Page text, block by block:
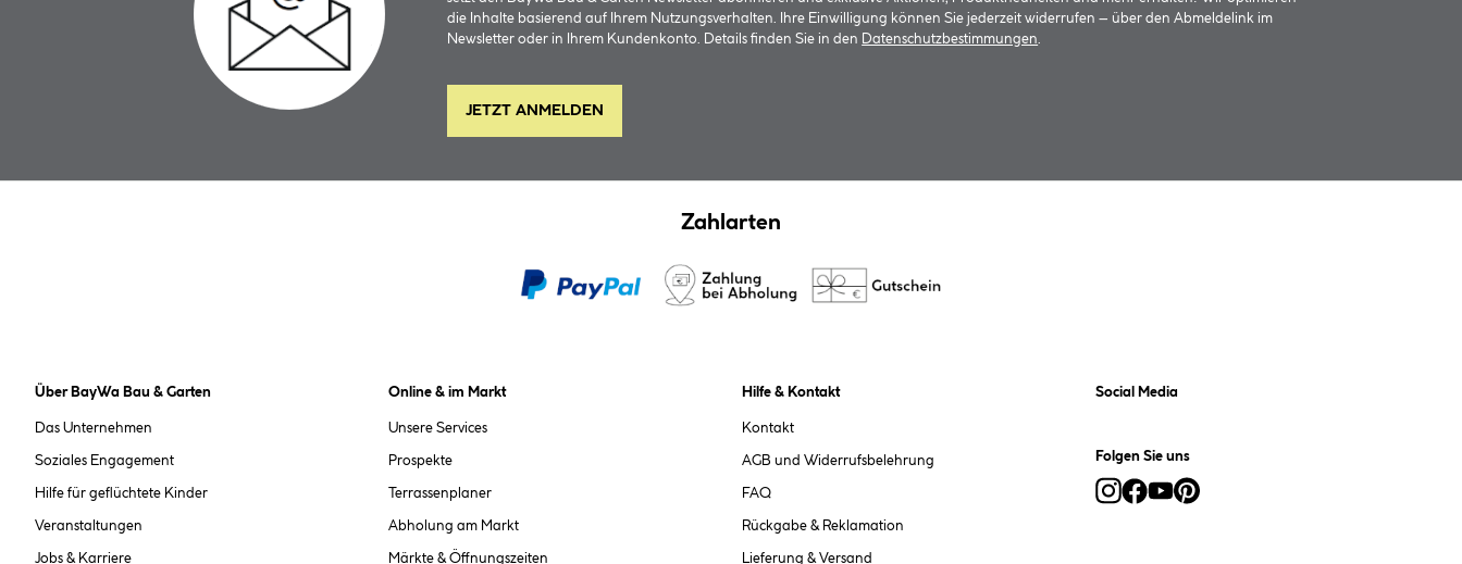
die Inhalte basierend auf Ihrem Nutzungsverhalten. Ihre Einwilligung können Sie jederzeit widerrufen – über den Abmeldelink im
Newsletter oder in Ihrem Kundenkonto. Details finden Sie in den
Datenschutzbestimmungen
JETZT ANMELDEN
Zahlarten
Über BayWa Bau & Garten
Das Unternehmen
Soziales Engagement
Hilfe für geflüchtete Kinder
Veranstaltungen
Jobs & Karriere
Online & im Markt
Unsere Services
Prospekte
Terrassenplaner
Abholung am Markt
Märkte & Öffnungszeiten
Hilfe & Kontakt
Kontakt
AGB und Widerrufsbelehrung
FAQ
Rückgabe & Reklamation
Lieferung & Versand
Social Media
Folgen Sie uns